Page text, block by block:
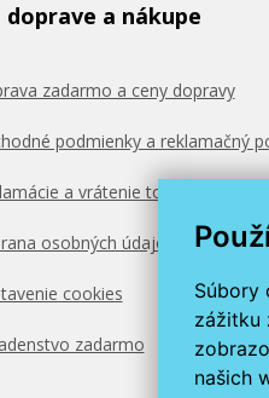
Súbory
zážitku
našich
a nákupe
zadarmo a ceny dopravy
podmienky a reklamačný
a vrátenie tovaru
osobných údajov
cookies
zadarmo